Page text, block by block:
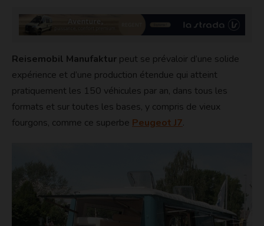
Reisemobil Manufaktur peut se prévaloir d’une solide
expérience et d’une production étendue qui atteint
pratiquement les 150 véhicules par an, dans tous les
formats et sur toutes les bases, y compris de vieux
fourgons, comme ce superbe Peugeot J7.